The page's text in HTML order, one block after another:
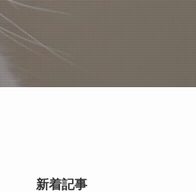
新着記事